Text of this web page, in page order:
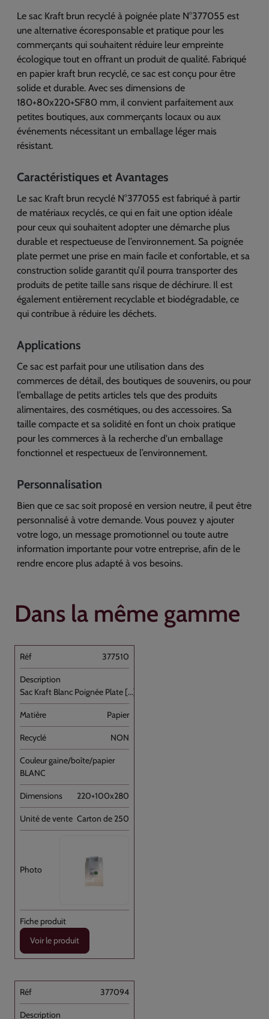
Le sac Kraft brun recyclé à poignée plate N°377055 est
une alternative écoresponsable et pratique pour les
commerçants qui souhaitent réduire leur empreinte
écologique tout en offrant un produit de qualité. Fabriqué
en papier kraft brun recyclé, ce sac est conçu pour être
solide et durable. Avec ses dimensions de
180+80x220+SF80 mm, il convient parfaitement aux
petites boutiques, aux commerçants locaux ou aux
événements nécessitant un emballage léger mais
résistant.
Caractéristiques et Avantages
Le sac Kraft brun recyclé N°377055 est fabriqué à partir
de matériaux recyclés, ce qui en fait une option idéale
pour ceux qui souhaitent adopter une démarche plus
durable et respectueuse de l’environnement. Sa poignée
plate permet une prise en main facile et confortable, et sa
construction solide garantit qu’il pourra transporter des
produits de petite taille sans risque de déchirure. Il est
également entièrement recyclable et biodégradable, ce
qui contribue à réduire les déchets.
Applications
Ce sac est parfait pour une utilisation dans des
commerces de détail, des boutiques de souvenirs, ou pour
l’emballage de petits articles tels que des produits
alimentaires, des cosmétiques, ou des accessoires. Sa
taille compacte et sa solidité en font un choix pratique
pour les commerces à la recherche d'un emballage
fonctionnel et respectueux de l’environnement.
Personnalisation
Bien que ce sac soit proposé en version neutre, il peut être
personnalisé à votre demande. Vous pouvez y ajouter
votre logo, un message promotionnel ou toute autre
information importante pour votre entreprise, afin de le
rendre encore plus adapté à vos besoins.
Dans la même gamme
377510
Sac Kraft Blanc Poignée Plate [...]
Papier
NON
BLANC
220+100x280
Carton de 250
Voir le produit
377094